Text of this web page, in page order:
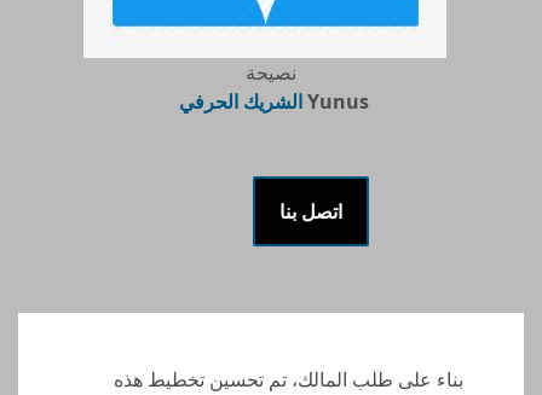
نصيحة
Yunusالشريك الحرفي
اتصل بنا
بناء على طلب المالك، تم تحسين تخطيط هذه